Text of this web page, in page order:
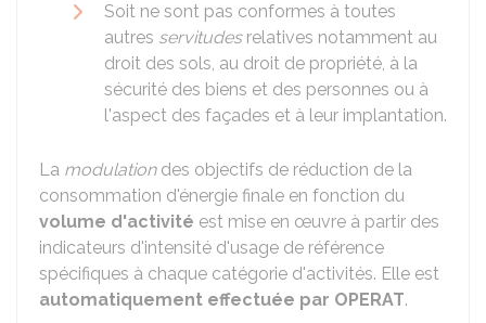
Soit ne sont pas conformes à toutes
autres servitudesrelatives notamment au
droit des sols, au droit de propriété, à la
sécurité des biens et des personnes ou à
l'aspect des façades et à leur implantation.
La modulationdes objectifs de réduction de la
consommation d'énergie finale en fonction du
volume d'activité est mise en œuvre à partir des
indicateurs d'intensité d'usage de référence
spécifiques à chaque catégorie d'activités. Elle est
automatiquement effectuée par OPERAT.